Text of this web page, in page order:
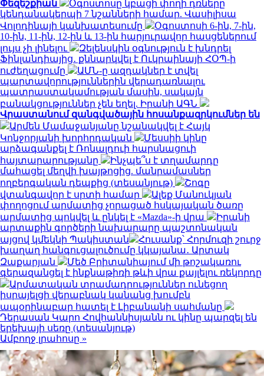
Փեզեշքիան
Օգոստոսը կբացի փողի դռները
կենդանակերպի 7 նշանների համար. Վասիլիսա
Վոլոդինայի կանխատեսումը
Օգոստոսի 6-ին, 7-ին,
10-ին, 11-ին, 12-ին և 13-ին հարյուրավոր հասցեներում
լույս չի լինելու
Զելենսկին օգնություն է խնդրել
Ֆինլանդիայից․ քննարկվել է Ուկրաինայի ՀՕՊ-ի
ուժեղացումը
ԱՄՆ-ը ազդակներ է տվել
պարտավորություններին վերադառնալու
պատրաստակամության մասին, սակայն
բանակցություններ չեն եղել. Իրանի ԱԳՆ
Վրաստանում զանգվածային հոսանքազրկումներ են
Արմեն Մամաջանյանը նշանակվել է Հայկ
Կոնջորյանի խորհրդական
Մեսսիի կինը
արձագանքել է Ռոնալդուի հարսնացուի
հայտարարությանը
Ինչպե՞ս է տղամարդը
մահացել մեղվի խայթոցից. մանրամասներ
ողբերգական դեպքից (տեսանյութ)
Շոգը
վտանգավոր է սրտի համար
Ալեք Մանուկյան
փողոցում արմատից չորացած հսկայական ծառը
արմատից պոկվել և ընկել է «Mazda»-ի վրա
Իրանի
արտաքին գործերի նախարարը պաշտոնական
այցով կմեկնի Պակիստան
Հուսանք՝ Հորմուզի շուրջ
խաղաղ հանգուցալուծումը կկայանա․ Արտակ
Զաքարյան
Մեծ Բրիտանիայում մի թոշակառու
գերազանցել է ինքնաթիռի թևի վրա քայլելու ռեկորդը
Արմատական տրամադրություններ ունեցող
իսրայելցի վերաբնակ կանանց խումբն
ապօրինաբար հատել է Լիբանանի սահմանը
Դերասան Կարո Հովհաննիսյանն ու կինը պարզել են
երեխայի սեռը (տեսանյութ)
Ամբողջ լրահոսը »